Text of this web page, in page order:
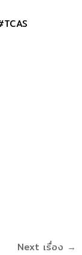
Next เรื่อง →